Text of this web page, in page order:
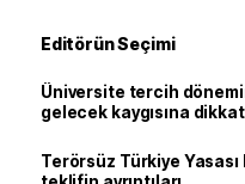
Editörün Seçimi
Üniversite tercih
gelecek kaygısına dikkat
Terörsüz Türkiye